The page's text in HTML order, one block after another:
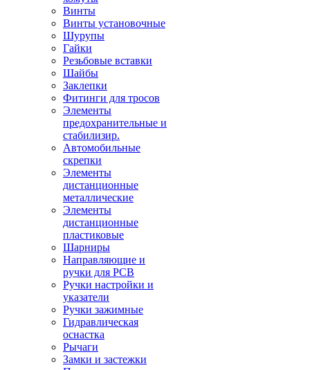
Винты
Винты установочные
Шурупы
Гайки
Резьбовые вставки
Шайбы
Заклепки
Фитинги для тросов
Элементы
предохранительные и
стабилизир.
Автомобильные
скрепки
Элементы
дистанционные
металлические
Элементы
дистанционные
пластиковые
Шарниры
Направляющие и
ручки для PCB
Ручки настройки и
указатели
Ручки зажимные
Гидравлическая
оснастка
Рычаги
Замки и застежки